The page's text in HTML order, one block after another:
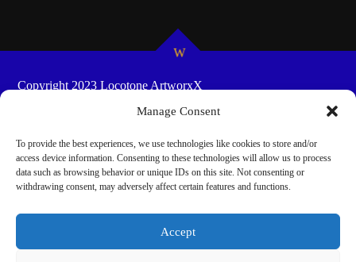
Manage Consent
To provide the best experiences, we use technologies like cookies to store and/or
access device information. Consenting to these technologies will allow us to process
data such as browsing behavior or unique IDs on this site. Not consenting or
withdrawing consent, may adversely affect certain features and functions.
Accept
Copyright 2023 Locotone ArtworxX
SHOW-SCHEDULES
COOKIE POLICY